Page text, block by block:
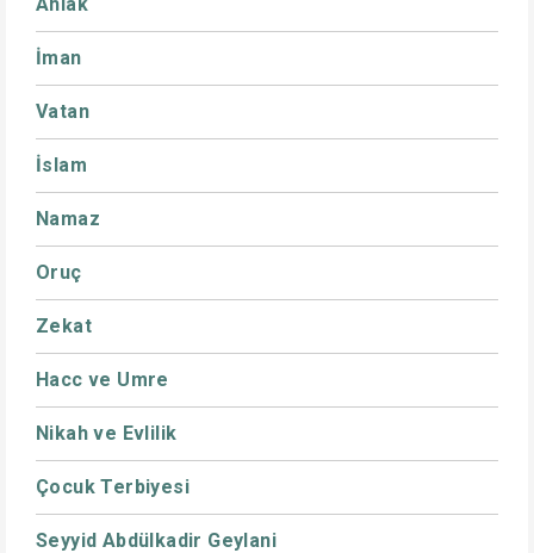
İman
Vatan
İslam
Namaz
Oruç
Zekat
Hacc ve Umre
Nikah ve Evlilik
Çocuk Terbiyesi
Seyyid Abdülkadir Geylani